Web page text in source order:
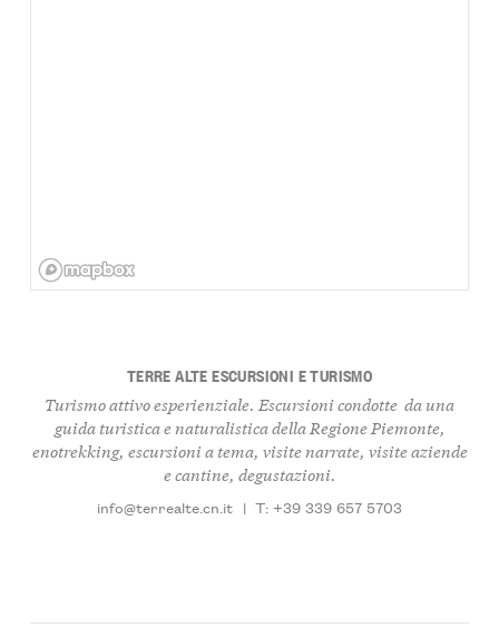
TERRE ALTE ESCURSIONI E TURISMO
Turismo attivo esperienziale. Escursioni condotte da una
guida turistica e naturalistica della Regione Piemonte,
enotrekking, escursioni a tema, visite narrate, visite aziende
e cantine, degustazioni.
info@terrealte.cn.it | T: +39 339 657 5703